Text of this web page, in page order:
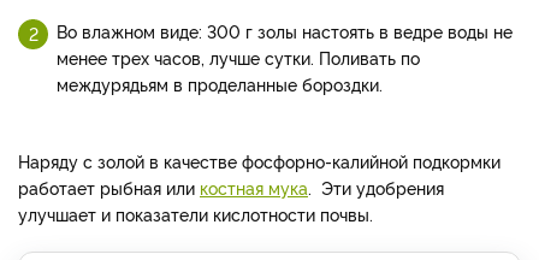
Во влажном виде: 300 г золы настоять в ведре воды не
менее трех часов, лучше сутки. Поливать по
междурядьям в проделанные бороздки.
Наряду с золой в качестве фосфорно-калийной подкормки
работает рыбная или костная мука. Эти удобрения
улучшает и показатели кислотности почвы.